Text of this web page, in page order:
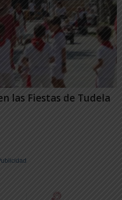
las Fiestas de Tudela